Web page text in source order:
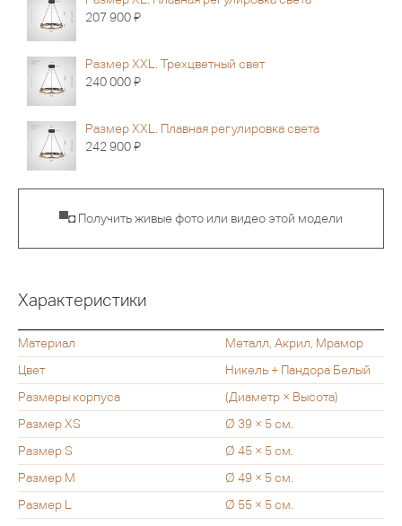
207 900Я
Размер XXL. Трехцветный свет
240 000Я
Размер XXL. Плавная регулировка света
242 900Я
▀◘ Получить живые фото или видео этой модели
Характеристики
Материал
Металл, Акрил, Мрамор
Цвет
Никель + Пандора Белый
Размеры корпуса
(Диаметр × Высота)
Размер XS
Ø 39 × 5 см.
Размер S
Ø 45 × 5 см.
Размер M
Ø 49 × 5 см.
Размер L
Ø 55 × 5 см.